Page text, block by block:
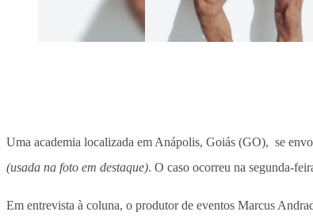
Uma academia localizada em Anápolis, Goiás (GO), se
(usada na foto em destaque). O caso ocorreu na segunda-
Em entrevista à coluna, o produtor de eventos Marcus